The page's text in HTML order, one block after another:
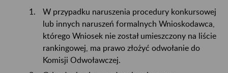
W przypadku naruszenia procedury konkursowej
lub innych naruszeń formalnych Wnioskodawca,
którego Wniosek nie został umieszczony na liście
rankingowej, ma prawo złożyć odwołanie do
Komisji Odwoławczej.